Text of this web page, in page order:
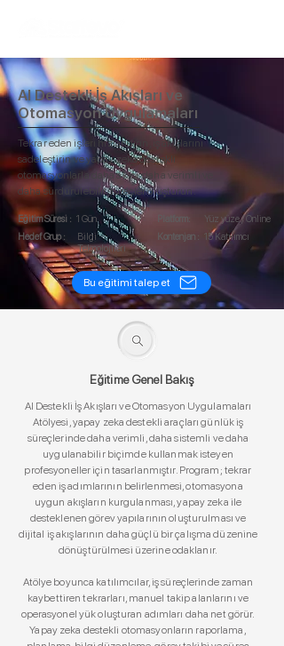
AI Destekli İş Akışları ve
Otomasyon Uygulamaları
Tekrar eden işleri hızlandırın, iş akışlarını
sadeleştirin ve yapay zeka destekli
otomasyonlarla daha akıcı, daha verimli ve
daha sürdürülebilir süreçler oluşturun.
Eğitim Süresi : 1 Gün Platform:
Yüz yüze / Online
Hedef Grup :
Bilgi
Teknolojileri
Kontenjan : 15 Katılımcı
Bu eğitimi talep et
Eğitime Genel Bakış
AI Destekli İş Akışları ve Otomasyon Uygulamaları
Atölyesi, yapay zeka destekli araçları günlük iş
süreçlerinde daha verimli, daha sistemli ve daha
uygulanabilir biçimde kullanmak isteyen
profesyoneller için tasarlanmıştır. Program; tekrar
eden iş adımlarının belirlenmesi, otomasyona
uygun akışların kurgulanması, yapay zeka ile
desteklenen görev yapılarının oluşturulması ve
dijital iş akışlarının daha güçlü bir çalışma düzenine
dönüştürülmesi üzerine odaklanır.
Atölye boyunca katılımcılar, iş süreçlerinde zaman
kaybettiren tekrarları, manuel takip alanlarını ve
operasyonel yük oluşturan adımları daha net görür.
Yapay zeka destekli otomasyonların raporlama,